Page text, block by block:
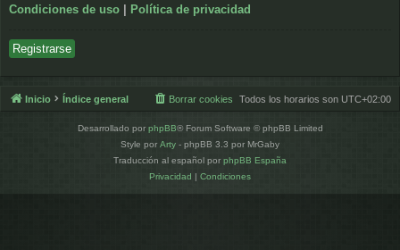
Condiciones de uso | Política de privacidad
Registrarse
Inicio Índice general Todos los horarios son UTC+02:00
Borrar cookies
Desarrollado por phpBB® Forum Software © phpBB Limited
Style por Arty - phpBB 3.3 por MrGaby
Traducción al español por phpBB España
Privacidad | Condiciones